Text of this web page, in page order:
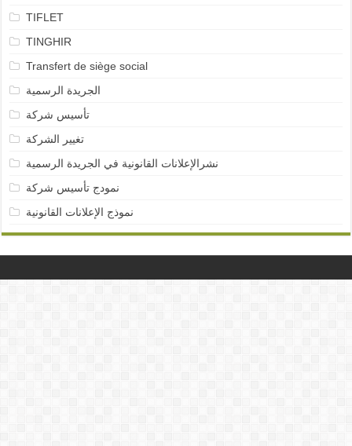
TIFLET
TINGHIR
Transfert de siège social
الجريدة الرسمية
تأسيس شركة
تغيير الشركة
نشرالإعلانات القانونية في الجريدة الرسمية
نمودج تأسيس شركة
نموذج الإعلانات القانونية